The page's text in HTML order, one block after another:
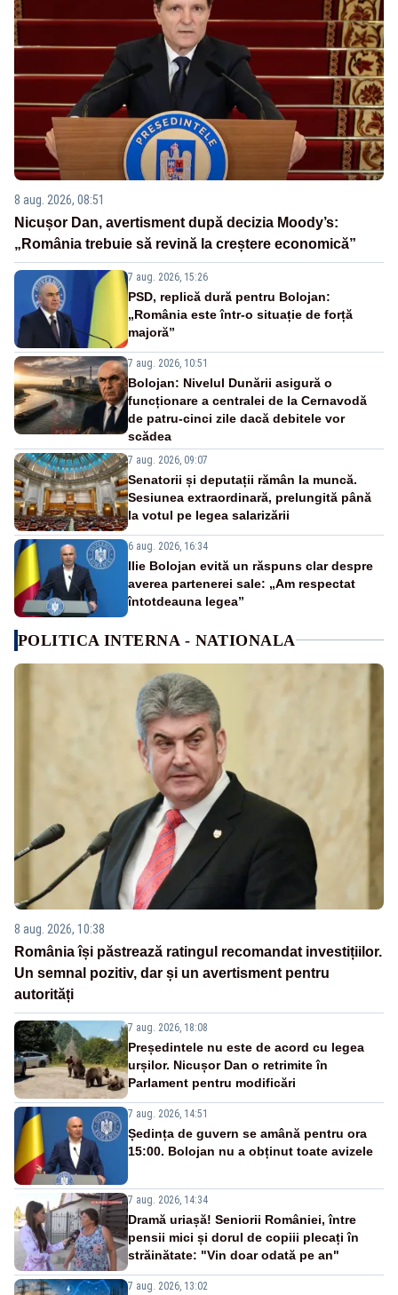
8 aug. 2026, 08:51
Nicușor Dan, avertisment după decizia Moody’s:
„România trebuie să revină la creștere economică”
7 aug. 2026, 15:26
PSD, replică dură pentru Bolojan:
„România este într-o situație de forță
majoră”
7 aug. 2026, 10:51
Bolojan: Nivelul Dunării asigură o
funcționare a centralei de la Cernavodă
de patru-cinci zile dacă debitele vor
scădea
7 aug. 2026, 09:07
Senatorii și deputații rămân la muncă.
Sesiunea extraordinară, prelungită până
la votul pe legea salarizării
6 aug. 2026, 16:34
Ilie Bolojan evită un răspuns clar despre
averea partenerei sale: „Am respectat
întotdeauna legea”
POLITICA INTERNA - NATIONALA
8 aug. 2026, 10:38
România își păstrează ratingul recomandat investițiilor.
Un semnal pozitiv, dar și un avertisment pentru
autorități
7 aug. 2026, 18:08
Președintele nu este de acord cu legea
urșilor. Nicușor Dan o retrimite în
Parlament pentru modificări
7 aug. 2026, 14:51
Ședința de guvern se amână pentru ora
15:00. Bolojan nu a obținut toate avizele
7 aug. 2026, 14:34
Dramă uriașă! Seniorii României, între
pensii mici și dorul de copiii plecați în
străinătate: "Vin doar odată pe an"
7 aug. 2026, 13:02